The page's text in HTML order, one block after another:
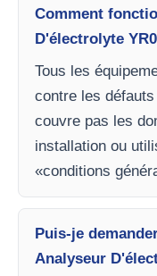
Comment
D'électrolyte
Tous les
contre les
couvre pas les
installation ou
«conditions
Puis-je
Analyseur